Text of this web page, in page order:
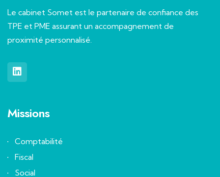
Le cabinet Somet est le partenaire de confiance des
TPE et PME assurant un accompagnement de
proximité personnalisé.
Missions
Comptabilité
Fiscal
Social